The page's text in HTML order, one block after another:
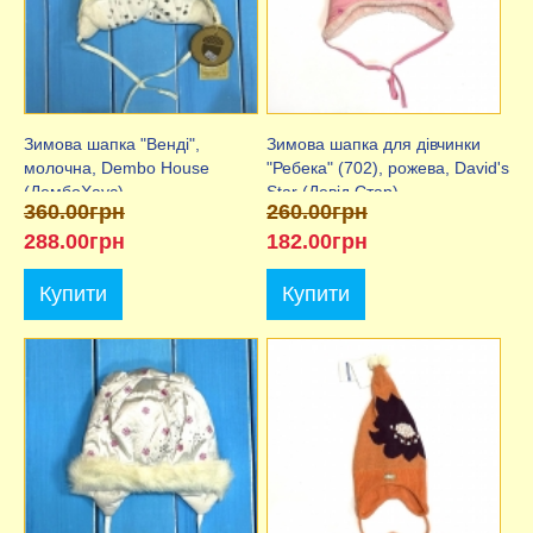
Зимова шапка "Венді",
молочна, Dembo House
(ДембоХаус)
360.00грн
288.00грн
Купити
Зимова шапка для дівчинки
"Ребека" (702), рожева, David's
Star (Девід Стар)
260.00грн
182.00грн
Купити